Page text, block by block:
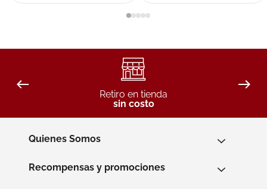
Retiro en tienda
sin costo
Quienes Somos
Recompensas y promociones